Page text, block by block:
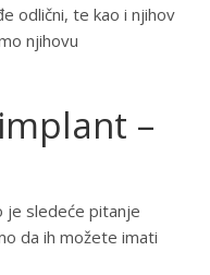
odlični, te kao i njihov
njihovu
–
je sledeće pitanje
da ih možete imati